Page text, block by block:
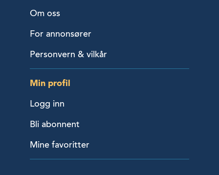
Om oss
For annonsører
Personvern & vilkår
Min profil
Logg inn
Bli abonnent
Mine favoritter